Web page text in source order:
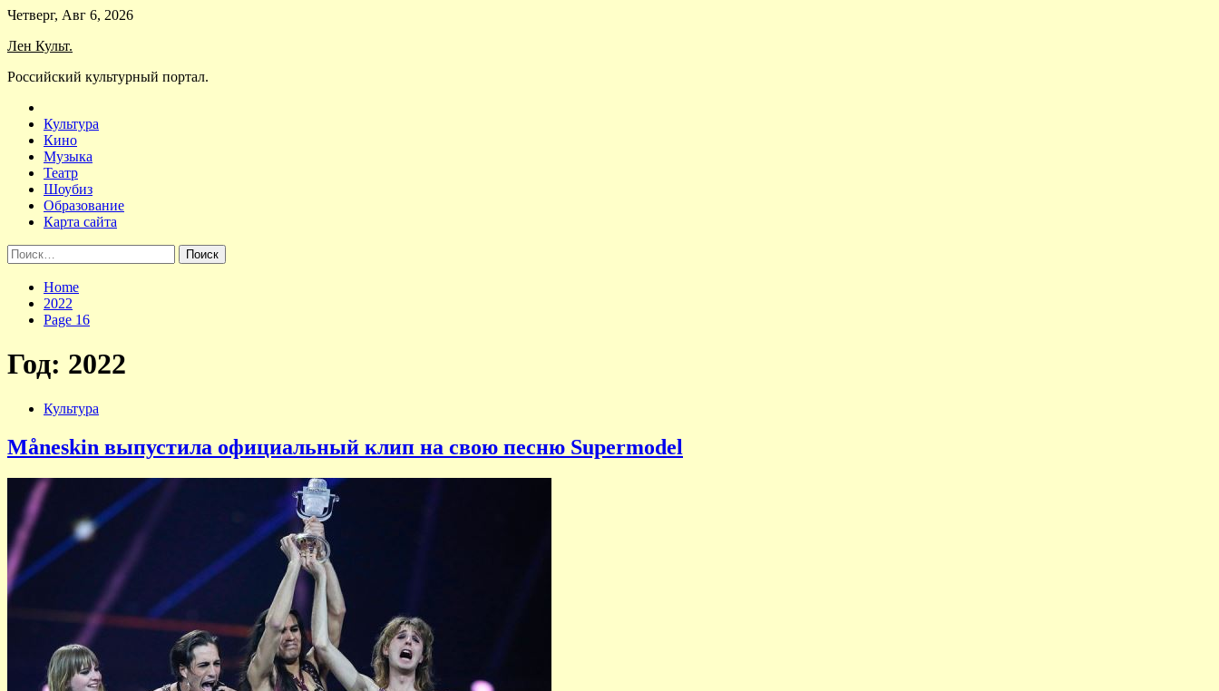
Skip
content
Четверг, Авг 6, 2026
Лен Культ.
Российский культурный портал.
Культура
Кино
Музыка
Театр
Шоубиз
Образование
Карта сайта
Найти:
Home
2022
Page 16
Год: 2022
Культура
Måneskin выпустила официальный клип на свою песню Supermodel